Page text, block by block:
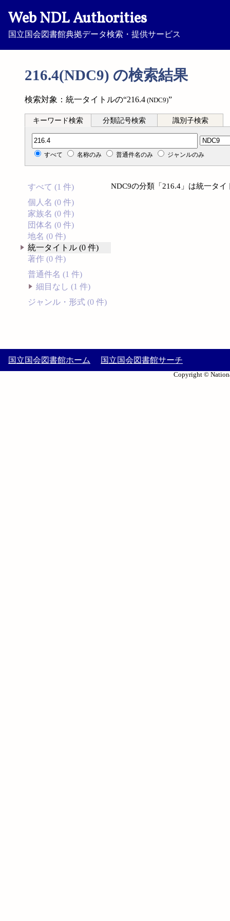
Web NDL Authorities
国立国会図書館典拠データ検索・提供サービス
216.4(NDC9) の検索結果
検索対象：統一タイトルの“216.4 (NDC9)”
キーワード検索 分類記号検索 識別子検索
分類記号検索
すべて 名称のみ 普通件名のみ ジャンルのみ
すべて (1 件)
個人名 (0 件)
家族名 (0 件)
団体名 (0 件)
地名 (0 件)
統一タイトル (0 件)
著作 (0 件)
普通件名 (1 件)
細目なし (1 件)
ジャンル・形式 (0 件)
NDC9の分類「216.4」は統一タ
国立国会図書館ホーム 国立国会図書館サーチ
Copyright ©